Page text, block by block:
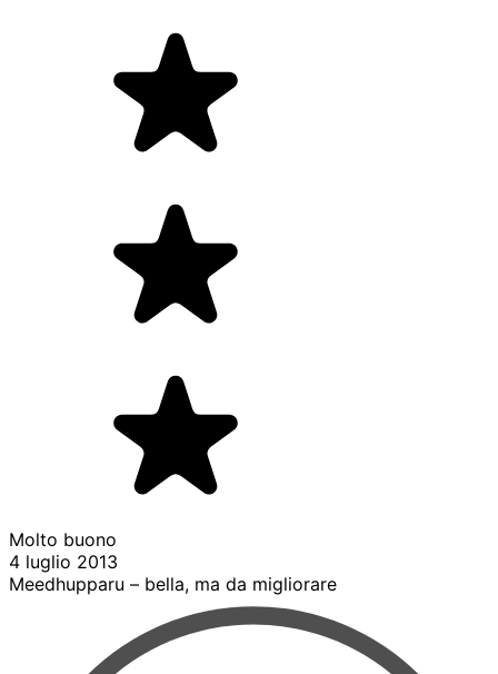
Molto buono
4 luglio 2013
Meedhupparu – bella, ma da migliorare